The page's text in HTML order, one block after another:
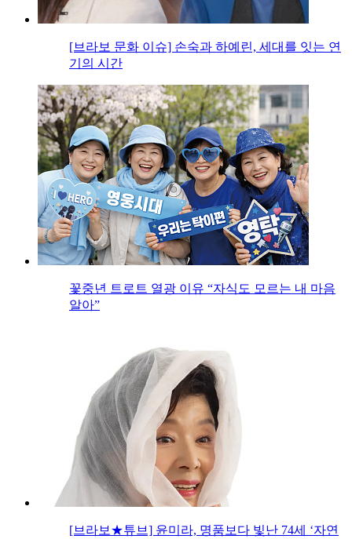
[브라보 문화 이슈] 손숙과 하예린, 세대를 잇는 연
기의 시간
꽃중년 트로트 열광 이유 “자식도 모르는 내 마음
알아”
[브라보★튜브] 윤미라, 명품보다 빛난 74세 ‘자연